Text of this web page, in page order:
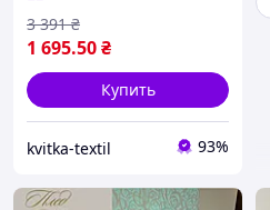
1 695.50₴
3 391 ₴
Купить
kvitka-textil 93%